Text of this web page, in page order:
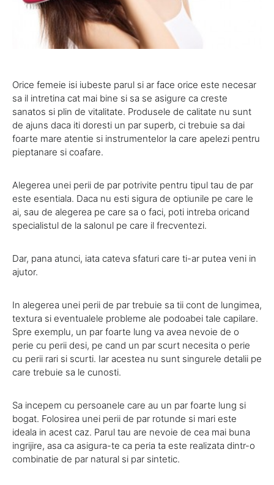
Orice femeie isi iubeste parul si ar face orice este necesar
sa il intretina cat mai bine si sa se asigure ca creste
sanatos si plin de vitalitate. Produsele de calitate nu sunt
de ajuns daca iti doresti un par superb, ci trebuie sa dai
foarte mare atentie si instrumentelor la care apelezi pentru
pieptanare si coafare.
Alegerea unei perii de par potrivite pentru tipul tau de par
este esentiala. Daca nu esti sigura de optiunile pe care le
ai, sau de alegerea pe care sa o faci, poti intreba oricand
specialistul de la salonul pe care il frecventezi.
Dar, pana atunci, iata cateva sfaturi care ti-ar putea veni in
ajutor.
In alegerea unei perii de par trebuie sa tii cont de lungimea,
textura si eventualele probleme ale podoabei tale capilare.
Spre exemplu, un par foarte lung va avea nevoie de o
perie cu perii desi, pe cand un par scurt necesita o perie
cu perii rari si scurti. Iar acestea nu sunt singurele detalii pe
care trebuie sa le cunosti.
Sa incepem cu persoanele care au un par foarte lung si
bogat. Folosirea unei perii de par rotunde si mari este
ideala in acest caz. Parul tau are nevoie de cea mai buna
ingrijire, asa ca asigura-te ca peria ta este realizata dintr-o
combinatie de par natural si par sintetic.